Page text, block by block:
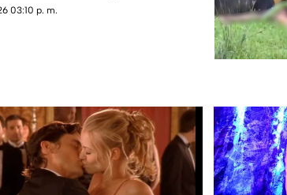
puso en duda las reglas de
03:10 p. m.